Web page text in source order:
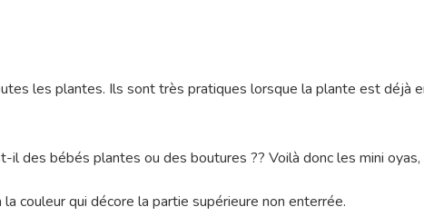
les plantes. Ils sont très pratiques lorsque la plante est déjà
il des bébés plantes ou des boutures ?? Voilà donc les mini
couleur qui décore la partie supérieure non enterrée.